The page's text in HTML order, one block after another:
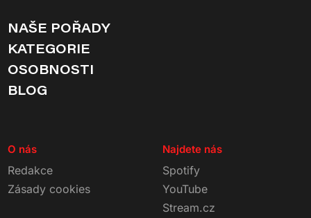
NAŠE POŘADY
KATEGORIE
OSOBNOSTI
BLOG
O nás
Redakce
Zásady cookies
Najdete nás
Spotify
YouTube
Stream.cz